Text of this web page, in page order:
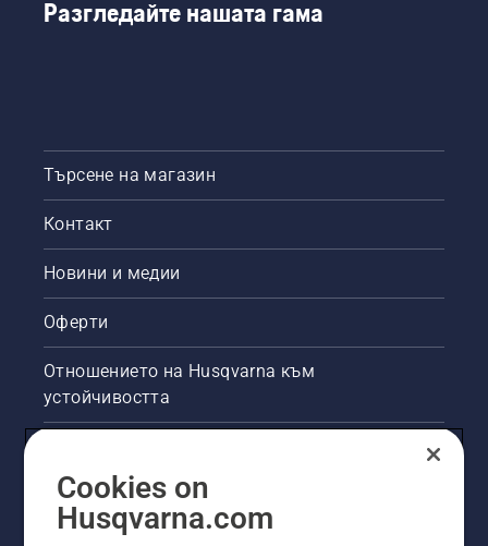
възстановите
Разгледайте нашата гама
Търсене на магазин
Контакт
Новини и медии
Оферти
Отношението на Husqvarna към
устойчивостта
Други сайтове на Husqvarna
Cookies on
Husqvarna.com